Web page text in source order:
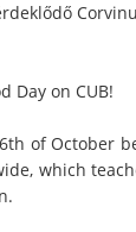
Day on CUB!
of October
which